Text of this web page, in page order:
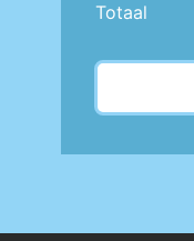
Totaal